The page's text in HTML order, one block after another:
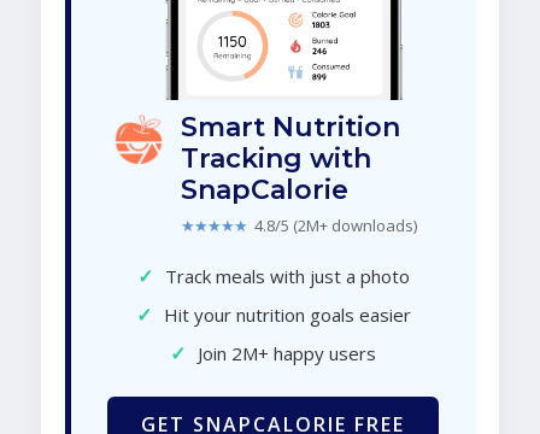
Smart Nutrition
Tracking with
SnapCalorie
★★★★★ 4.8/5 (2M+ downloads)
✓ Track meals with just a photo
✓ Hit your nutrition goals easier
✓ Join 2M+ happy users
GET SNAPCALORIE FREE